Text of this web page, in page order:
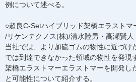
例について述べる。
○超良C-Setハイブリッド架橋エラストマ
/リケンテクノス(株)/清水陸男・高瀬賢人
当社では、より加硫ゴムの物性に近づけ
では到達できなかった領域の物性を発現
架橋エラストマーエラストマーを開発し
と可能性について紹介する。